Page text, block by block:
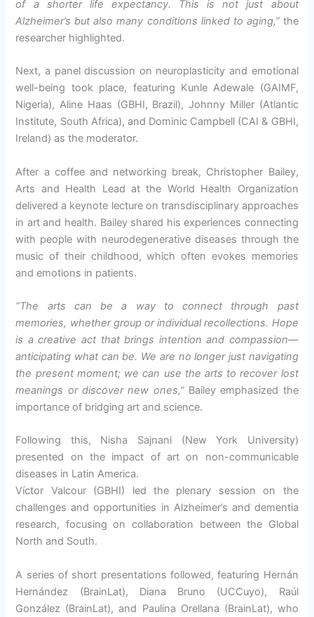
of a shorter life expectancy. This is not just about
Alzheimer’s but also many conditions linked to aging,”the
researcher highlighted.
Next, a panel discussion on neuroplasticity and emotional
well-being took place, featuring Kunle Adewale (GAIMF,
Nigeria), Aline Haas (GBHI, Brazil), Johnny Miller (Atlantic
Institute, South Africa), and Dominic Campbell (CAI & GBHI,
Ireland) as the moderator.
After a coffee and networking break, Christopher Bailey,
Arts and Health Lead at the World Health Organization
delivered a keynote lecture on transdisciplinary approaches
in art and health. Bailey shared his experiences connecting
with people with neurodegenerative diseases through the
music of their childhood, which often evokes memories
and emotions in patients.
“The arts can be a way to connect through past
memories, whether group or individual recollections. Hope
is a creative act that brings intention and compassion—
anticipating what can be. We are no longer just navigating
the present moment; we can use the arts to recover lost
meanings or discover new ones,”Bailey emphasized the
importance of bridging art and science.
Following this, Nisha Sajnani (New York University)
presented on the impact of art on non-communicable
diseases in Latin America.
Víctor Valcour (GBHI) led the plenary session on the
challenges and opportunities in Alzheimer’s and dementia
research, focusing on collaboration between the Global
North and South.
A series of short presentations followed, featuring Hernán
Hernández (BrainLat), Diana Bruno (UCCuyo), Raúl
González (BrainLat), and Paulina Orellana (BrainLat), who